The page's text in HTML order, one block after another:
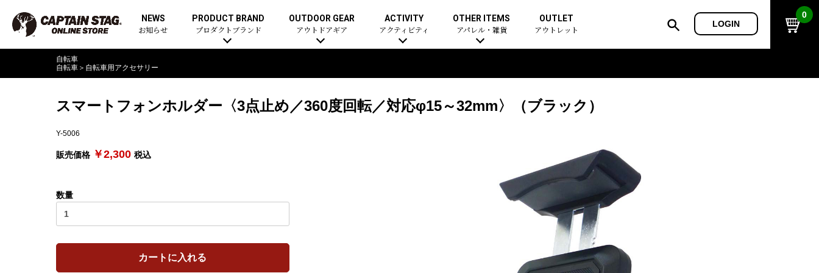
NEWS
お知らせ
PRODUCT BRAND
プロダクトブランド
OUTDOOR GEAR
アウトドアギア
ACTIVITY
アクティビティ
OTHER ITEMS
アパレル・雑貨
OUTLET
アウトレット
LOGIN
0
自転車
自転車 ＞ 自転車用アクセサリー
スマートフォンホルダー〈3点止め／360度回転／対応φ15～32mm〉（ブラック）
Y-5006
販売価格 ￥2,300 税込
数量
カートに入れる